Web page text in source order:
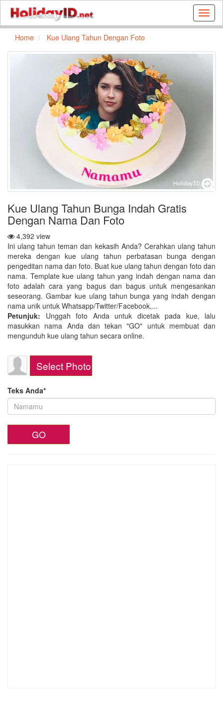
Buat
kartu
dan
gratis
Home Kue Ulang Tahun Dengan Foto
Kue Ulang Tahun Bunga Indah Gratis
Dengan Nama Dan Foto
4,392 view
Ini ulang tahun teman dan kekasih Anda? Cerahkan ulang tahun
mereka dengan kue ulang tahun perbatasan bunga dengan
pengeditan nama dan foto. Buat kue ulang tahun dengan foto dan
nama. Template kue ulang tahun yang indah dengan nama dan
foto adalah cara yang bagus dan bagus untuk mengesankan
seseorang. Gambar kue ulang tahun bunga yang indah dengan
nama unik untuk Whatsapp/Twitter/Facebook,...
Petunjuk: Unggah foto Anda untuk dicetak pada kue, lalu
masukkan nama Anda dan tekan "GO" untuk membuat dan
mengunduh kue ulang tahun secara online.
Select Photo
Teks Anda*